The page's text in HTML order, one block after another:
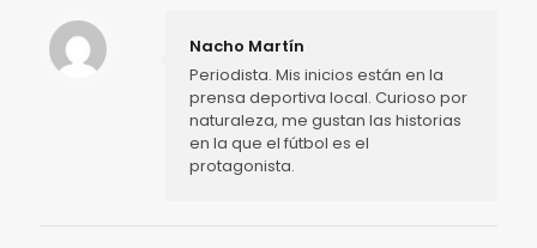
Nacho Martín
Periodista. Mis inicios están en la
prensa deportiva local. Curioso por
naturaleza, me gustan las historias
en la que el fútbol es el
protagonista.